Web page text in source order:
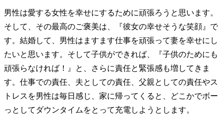
男性は愛する女性を幸せにするために頑張ろうと思います。
そして、その最高のご褒美は、『彼女の幸せそうな笑顔』で
す。結婚して、男性はますます仕事を頑張って妻を幸せにし
たいと思います。そして子供ができれば、『子供のためにも
頑張らなければ！』と、さらに責任と緊張感も増してきま
す。仕事での責任、夫としての責任、父親としての責任やス
トレスを男性は毎日感じ、家に帰ってくると、どこかでボー
っとしてダウンタイムをとって充電しようとします。